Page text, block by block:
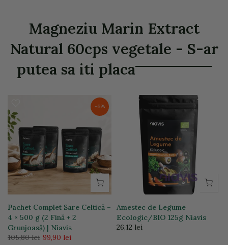
Magneziu Marin Extract
Natural 60cps vegetale - S-ar
putea sa iti placa
-6%
Pachet Complet Sare Celtică –
4 × 500 g (2 Fină + 2
Grunjoasă) | Niavis
105,80 lei 99,90 lei
Amestec de Legume
Ecologic/BIO 125g Niavis
26,12 lei